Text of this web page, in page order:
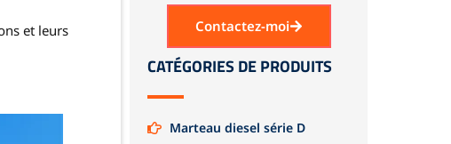
et leurs Contactez-moi
CATÉGORIES DE PRODUITS
Marteau diesel série D